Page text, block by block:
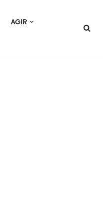
AGIR